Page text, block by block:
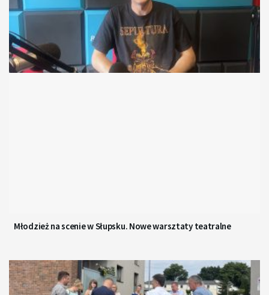
Młodzież na scenie w Słupsku. Nowe warsztaty teatralne